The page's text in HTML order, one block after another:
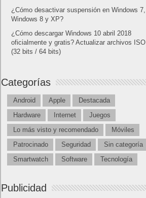
¿Cómo desactivar suspensión en Windows 7,
Windows 8 y XP?
¿Cómo descargar Windows 10 abril 2018
oficialmente y gratis? Actualizar archivos ISO
(32 bits / 64 bits)
Categorías
Android Apple
Destacada
Hardware
Internet
Juegos
Lo más visto y recomendado
Móviles
Patrocinado
Seguridad
Sin categoría
Smartwatch
Software Tecnología
Publicidad